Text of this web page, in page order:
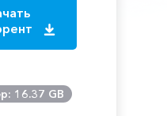
16.37 GB